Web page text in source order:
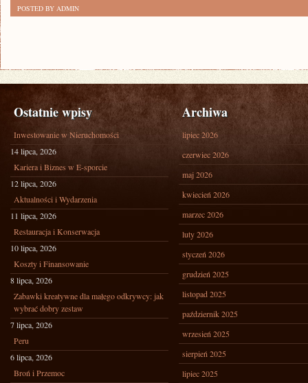
POSTED BY ADMIN
Ostatnie wpisy
Inwestowanie w Nieruchomości
14 lipca, 2026
Kariera i Biznes w E-sporcie
12 lipca, 2026
Aktualności i Wydarzenia
11 lipca, 2026
Restauracja i Konserwacja
10 lipca, 2026
Koszty i Finansowanie
8 lipca, 2026
Zabawki kreatywne dla małego odkrywcy: jak
wybrać dobry zestaw
7 lipca, 2026
Peru
6 lipca, 2026
Broń i Przemoc
Archiwa
lipiec 2026
czerwiec 2026
maj 2026
kwiecień 2026
marzec 2026
luty 2026
styczeń 2026
grudzień 2025
listopad 2025
październik 2025
wrzesień 2025
sierpień 2025
lipiec 2025